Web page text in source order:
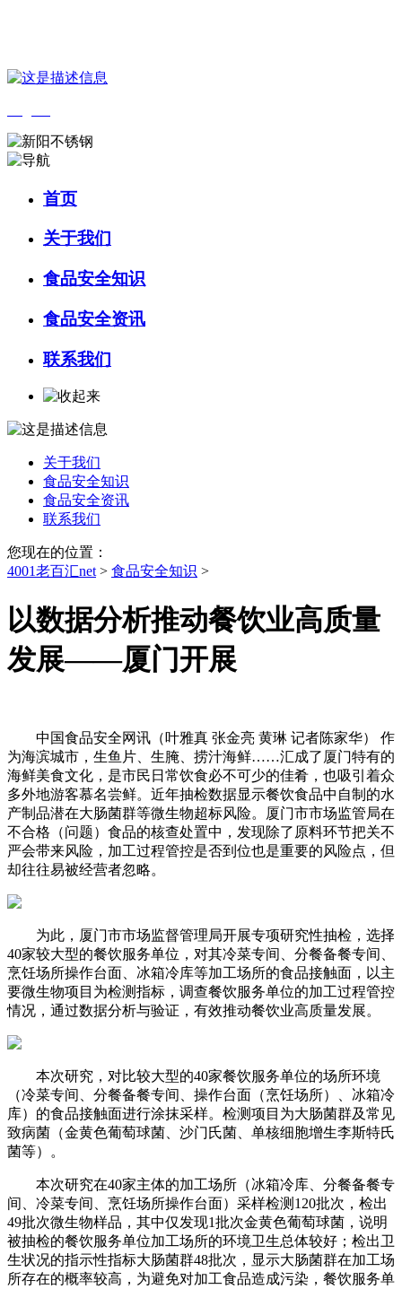
首页
关于我们
食品安全知识
食品安全资讯
联系我们
关于我们
食品安全知识
食品安全资讯
联系我们
您现在的位置：
4001老百汇net > 食品安全知识 >
以数据分析推动餐饮业高质量
发展——厦门开展
中国食品安全网讯（叶雅真 张金亮 黄琳 记者陈家华） 作
为海滨城市，生鱼片、生腌、捞汁海鲜……汇成了厦门特有的
海鲜美食文化，是市民日常饮食必不可少的佳肴，也吸引着众
多外地游客慕名尝鲜。近年抽检数据显示餐饮食品中自制的水
产制品潜在大肠菌群等微生物超标风险。厦门市市场监管局在
不合格（问题）食品的核查处置中，发现除了原料环节把关不
严会带来风险，加工过程管控是否到位也是重要的风险点，但
却往往易被经营者忽略。
为此，厦门市市场监督管理局开展专项研究性抽检，选择
40家较大型的餐饮服务单位，对其冷菜专间、分餐备餐专间、
烹饪场所操作台面、冰箱冷库等加工场所的食品接触面，以主
要微生物项目为检测指标，调查餐饮服务单位的加工过程管控
情况，通过数据分析与验证，有效推动餐饮业高质量发展。
本次研究，对比较大型的40家餐饮服务单位的场所环境
（冷菜专间、分餐备餐专间、操作台面（烹饪场所）、冰箱冷
库）的食品接触面进行涂抹采样。检测项目为大肠菌群及常见
致病菌（金黄色葡萄球菌、沙门氏菌、单核细胞增生李斯特氏
菌等）。
本次研究在40家主体的加工场所（冰箱冷库、分餐备餐专
间、冷菜专间、烹饪场所操作台面）采样检测120批次，检出
49批次微生物样品，其中仅发现1批次金黄色葡萄球菌，说明
被抽检的餐饮服务单位加工场所的环境卫生总体较好；检出卫
生状况的指示性指标大肠菌群48批次，显示大肠菌群在加工场
所存在的概率较高，为避免对加工食品造成污染，餐饮服务单